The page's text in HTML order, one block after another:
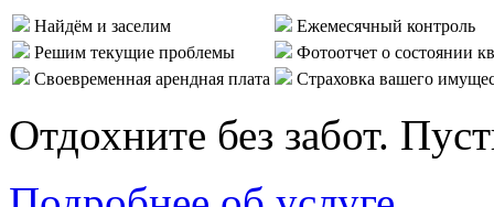
Найдём и заселим
Ежемесячный контроль
Решим текущие проблемы
Фотоотчет о состоянии
Своевременная арендная плата
Страховка вашего
Отдохните без забот.